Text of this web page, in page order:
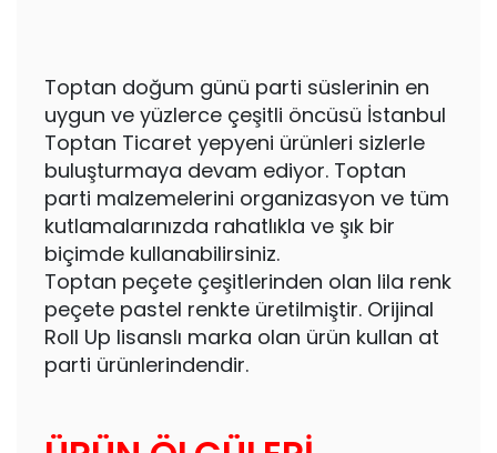
Toptan doğum günü parti süslerinin en
uygun ve yüzlerce çeşitli öncüsü İstanbul
Toptan Ticaret yepyeni ürünleri sizlerle
buluşturmaya devam ediyor. Toptan
parti malzemelerini organizasyon ve tüm
kutlamalarınızda rahatlıkla ve şık bir
biçimde kullanabilirsiniz.
Toptan peçete çeşitlerinden olan lila renk
peçete pastel renkte üretilmiştir. Orijinal
Roll Up lisanslı marka olan ürün kullan at
parti ürünlerindendir.